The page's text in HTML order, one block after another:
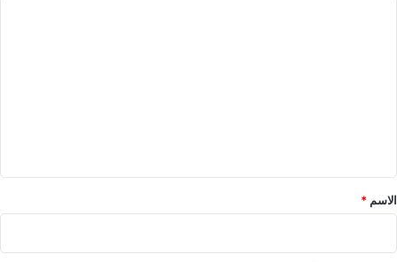
*
الاسم *